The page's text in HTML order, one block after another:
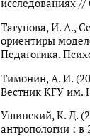
исследованиях
Тагунова, И. А.,
ориентиры
Педагогика.
Тимонин, А. И.
Вестник КГУ им.
Ушинский, К. Д.
антропологии :